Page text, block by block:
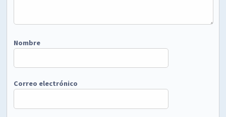
Nombre
Correo electrónico